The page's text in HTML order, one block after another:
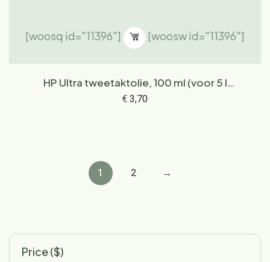
[woosq id="11396"] [woosw id="11396"]
HP Ultra tweetaktolie, 100 ml (voor 5 l
brandstof)
€3,70
1 2 →
Price ($)